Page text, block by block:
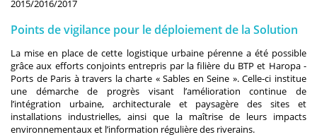
2015/2016/2017
Points de vigilance pour le déploiement de la Solution
La mise en place de cette logistique urbaine pérenne a été possible
grâce aux efforts conjoints entrepris par la filière du BTP et Haropa -
Ports de Paris à travers la charte « Sables en Seine ». Celle-ci institue
une démarche de progrès visant l’amélioration continue de
l’intégration urbaine, architecturale et paysagère des sites et
installations industrielles, ainsi que la maîtrise de leurs impacts
environnementaux et l’information régulière des riverains.